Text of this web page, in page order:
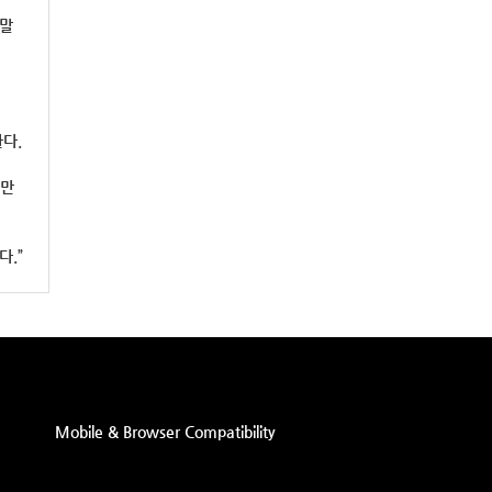
.
.”
Mobile & Browser Compatibility